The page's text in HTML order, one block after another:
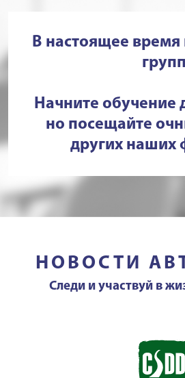
В настоящее время
групп
Начните обучение
но посещайте
других наших
НОВОСТИ
Следи и участвуй в